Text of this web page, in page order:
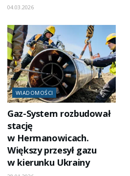
04.03.2026
WIADOMOŚCI
Gaz-System rozbudował
stację
w Hermanowicach.
Większy przesył gazu
w kierunku Ukrainy